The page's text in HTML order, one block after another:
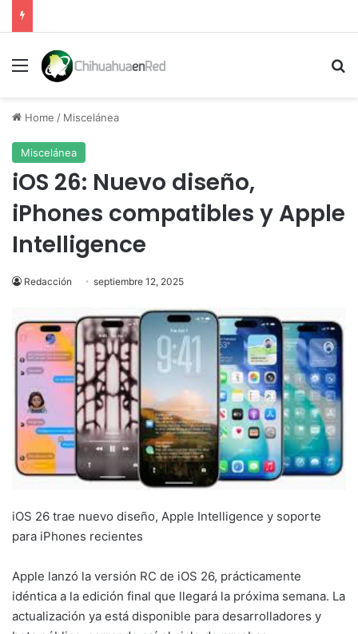
Menu
Home / Miscelánea
Miscelánea
iOS 26: Nuevo diseño,
iPhones compatibles y Apple
Intelligence
Redacción septiembre 12, 2025
iOS 26 trae nuevo diseño, Apple Intelligence y soporte
para iPhones recientes
Apple lanzó la versión RC de iOS 26, prácticamente
idéntica a la edición final que llegará la próxima semana. La
actualización ya está disponible para desarrolladores y